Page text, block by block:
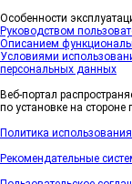
Особенности
Руководством
Описанием
Условиями
персональных данных
Веб-портал
по установке на стороне
Политика
Рекомендательные